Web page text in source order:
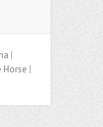
|
Horse |